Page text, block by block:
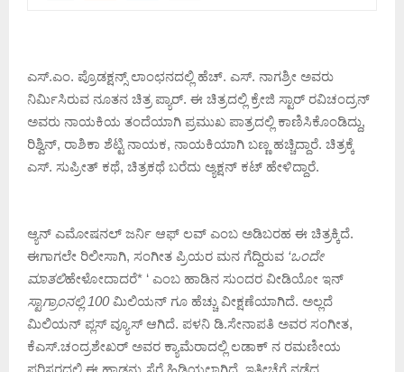
ಎಸ್.ಎಂ. ಪ್ರೊಡಕ್ಷನ್ಸ್ ಲಾಂಛನದಲ್ಲಿ ಹೆಚ್. ಎಸ್. ನಾಗಶ್ರೀ ಅವರು
ನಿರ್ಮಿಸಿರುವ ನೂತನ ಚಿತ್ರ ಪ್ಯಾರ್. ಈ ಚಿತ್ರದಲ್ಲಿ ಕ್ರೇಜಿ ಸ್ಟಾರ್ ರವಿಚಂದ್ರನ್
ಅವರು ನಾಯಕಿಯ ತಂದೆಯಾಗಿ ಪ್ರಮುಖ ಪಾತ್ರದಲ್ಲಿ ಕಾಣಿಸಿಕೊಂಡಿದ್ದು,
ರಿಶ್ವಿನ್, ರಾಶಿಕಾ ಶೆಟ್ಟಿ ನಾಯಕ, ನಾಯಕಿಯಾಗಿ ಬಣ್ಣ ಹಚ್ಚಿದ್ದಾರೆ. ಚಿತ್ರಕ್ಕೆ
ಎಸ್. ಸುಪ್ರೀತ್ ಕಥೆ, ಚಿತ್ರಕಥೆ ಬರೆದು ಅ್ಯಕ್ಷನ್ ಕಟ್ ಹೇಳಿದ್ದಾರೆ.
ಆ್ಯನ್ ಎಮೋಷನಲ್ ಜರ್ನಿ ಆಫ್ ಲವ್ ಎಂಬ ಅಡಿಬರಹ ಈ ಚಿತ್ರಕ್ಕಿದೆ.
ಈಗಾಗಲೇ ರಿಲೀಸಾಗಿ, ಸಂಗೀತ ಪ್ರಿಯರ ಮನ ಗೆದ್ದಿರುವ ‘ಒಂದೇ
ಮಾತಲಿಹೇಳೋದಾದರೆ* ‘ ಎಂಬ ಹಾಡಿನ ಸುಂದರ ವೀಡಿಯೋ ಇನ್
ಸ್ಟಾಗ್ರಾಂನಲ್ಲಿ 100ಮಿಲಿಯನ್ ಗೂ ಹೆಚ್ಚು ವೀಕ್ಷಣೆಯಾಗಿದೆ. ಅಲ್ಲದೆ
ಮಿಲಿಯನ್ ಪ್ಲಸ್ ವ್ಯೂಸ್ ಆಗಿದೆ. ಪಳನಿ ಡಿ.ಸೇನಾಪತಿ ಅವರ ಸಂಗೀತ,
ಕೆಎಸ್.ಚಂದ್ರಶೇಖರ್ ಅವರ ಕ್ಯಾಮೆರಾದಲ್ಲಿ ಲಡಾಕ್ ನ ರಮಣೀಯ
ಪರಿಸರದಲ್ಲಿ ಈ ಹಾಡನ್ನು ಸೆರೆ ಹಿಡಿಯಲಾಗಿದೆ. ಇತ್ತೀಚೆಗೆ ನಡೆದ